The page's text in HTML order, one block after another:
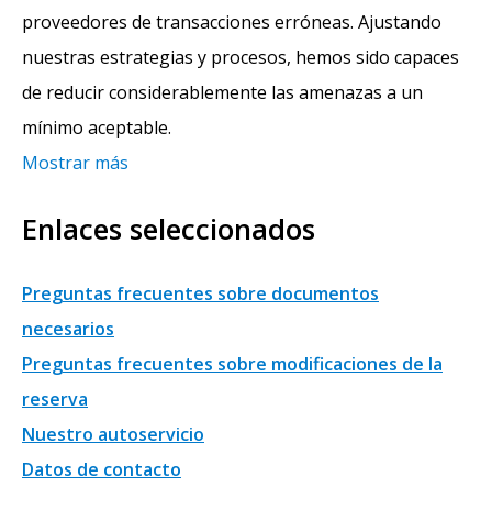
proveedores de transacciones erróneas. Ajustando
nuestras estrategias y procesos, hemos sido capaces
de reducir considerablemente las amenazas a un
mínimo aceptable.
Mostrar más
Enlaces seleccionados
Preguntas frecuentes sobre documentos
necesarios
Preguntas frecuentes sobre modificaciones de la
reserva
Nuestro autoservicio
Datos de contacto